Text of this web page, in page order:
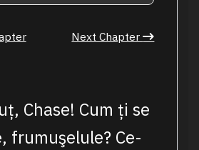
Next Chapter
Chase! Cum ți se
frumuşelule? Ce-